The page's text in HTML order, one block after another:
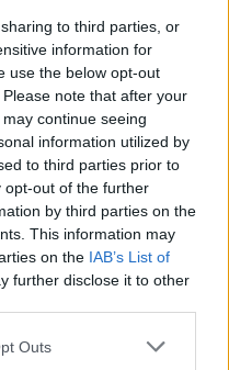
to third parties, or
information for
use the below opt-out
note that after your
continue seeing
information utilized by
to third parties prior to
opt-out of the further
by third parties on the
This information may
on the IAB’s List of
further disclose it to other
one or more Google
Outs
i informacje o przebiegu
dla kibiców i pasjonatów
tutaj danych z pewnością
Chorkówka
publikujemyoficjalny wynik
są dostępne.
jest tutaj:Krosno > Klasa B,
składy wyjściowe,
źródeł.